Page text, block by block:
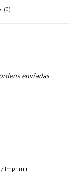
(0)
enviadas
/ Imprimir